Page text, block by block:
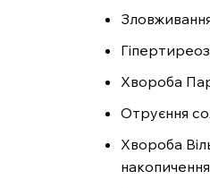
Гіпертиреоз
Хвороба
Отруєння
Хвороба